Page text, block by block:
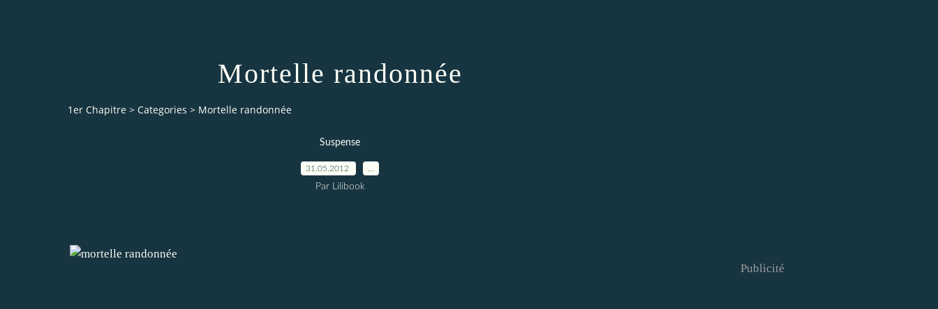
Mortelle randonnée
1er Chapitre > Categories > Mortelle randonnée
Suspense
31.05.2012
Par Lilibook
Publicité